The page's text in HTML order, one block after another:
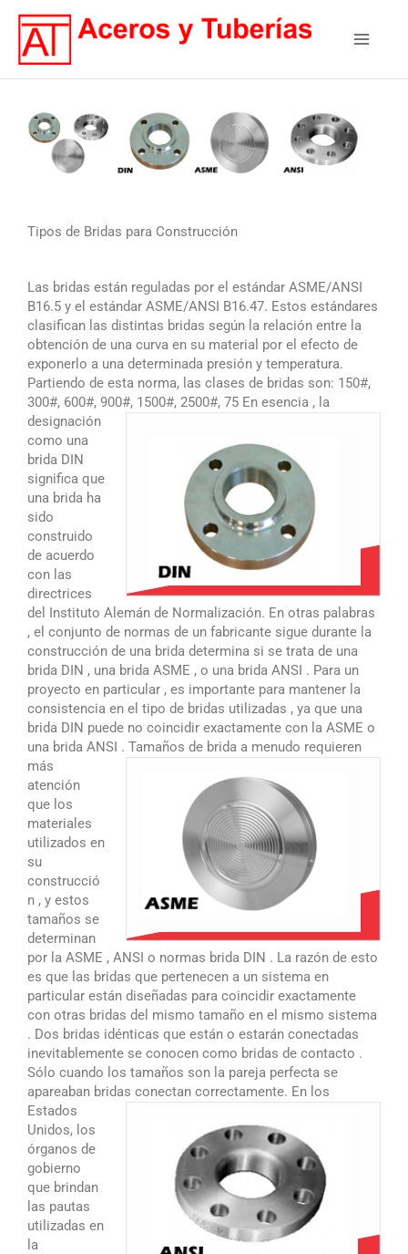
contenido
Tipos de Bridas para Construcción
Las bridas están reguladas por el estándar ASME/ANSI
B16.5 y el estándar ASME/ANSI B16.47. Estos estándares
clasifican las distintas bridas según la relación entre la
obtención de una curva en su material por el efecto de
exponerlo a una determinada presión y temperatura.
Partiendo de esta norma, las clases de bridas son: 150#,
300#, 600#, 900#, 1500#, 2500#, 75 En esencia , la
designación
como una
brida DIN
significa que
una brida ha
sido
construido
de acuerdo
con las
directrices
del Instituto Alemán de Normalización. En otras palabras
, el conjunto de normas de un fabricante sigue durante la
construcción de una brida determina si se trata de una
brida DIN , una brida ASME , o una brida ANSI . Para un
proyecto en particular , es importante para mantener la
consistencia en el tipo de bridas utilizadas , ya que una
brida DIN puede no coincidir exactamente con la ASME o
una brida ANSI . Tamaños de brida a menudo requieren
más
atención
que los
materiales
utilizados en
su
construcció
n , y estos
tamaños se
determinan
por la ASME , ANSI o normas brida DIN . La razón de esto
es que las bridas que pertenecen a un sistema en
particular están diseñadas para coincidir exactamente
con otras bridas del mismo tamaño en el mismo sistema
. Dos bridas idénticas que están o estarán conectadas
inevitablemente se conocen como bridas de contacto .
Sólo cuando los tamaños son la pareja perfecta se
apareaban bridas conectan correctamente. En los
Estados
Unidos, los
órganos de
gobierno
que brindan
las pautas
utilizadas en
la